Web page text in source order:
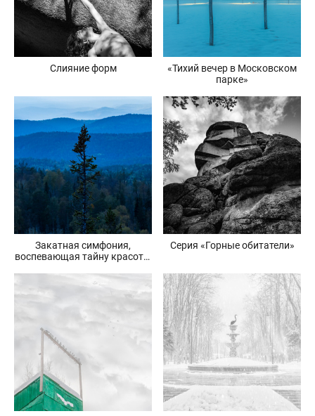
Слияние форм
«Тихий вечер в Московском
парке»
Закатная симфония,
воспевающая тайну красоты
Серия «Горные обитатели»